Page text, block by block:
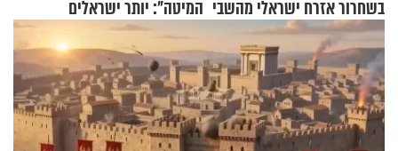
בשחרור אזרח ישראלי מהשבי המיטה": יותר ישראלים
מדווחים על מכת פשפשי
המיטה